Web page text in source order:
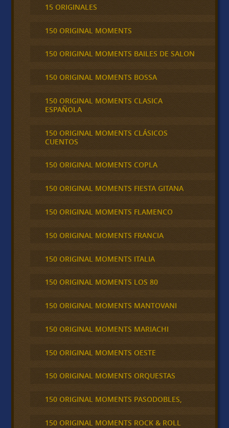
15 ORIGINALES
150 ORIGINAL MOMENTS
150 ORIGINAL MOMENTS BAILES DE SALON
150 ORIGINAL MOMENTS BOSSA
150 ORIGINAL MOMENTS CLASICA
ESPAÑOLA
150 ORIGINAL MOMENTS CLÁSICOS
CUENTOS
150 ORIGINAL MOMENTS COPLA
150 ORIGINAL MOMENTS FIESTA GITANA
150 ORIGINAL MOMENTS FLAMENCO
150 ORIGINAL MOMENTS FRANCIA
150 ORIGINAL MOMENTS ITALIA
150 ORIGINAL MOMENTS LOS 80
150 ORIGINAL MOMENTS MANTOVANI
150 ORIGINAL MOMENTS MARIACHI
150 ORIGINAL MOMENTS OESTE
150 ORIGINAL MOMENTS ORQUESTAS
150 ORIGINAL MOMENTS PASODOBLES,
150 ORIGINAL MOMENTS ROCK & ROLL